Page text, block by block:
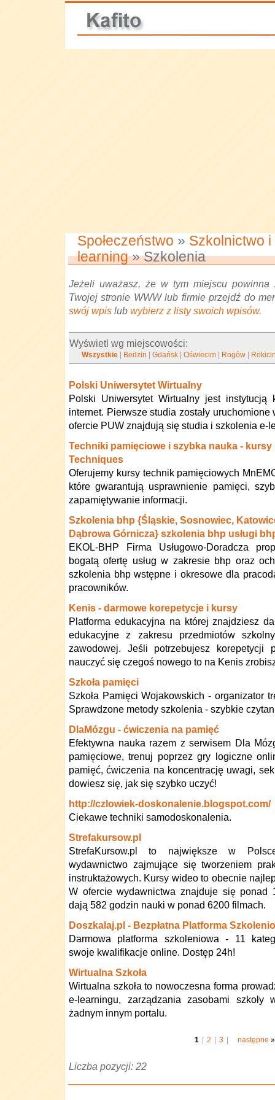
Społeczeństwo » Szkolnictwo
learning» Szkolenia
Jeżeli uważasz, że w tym miejscu powinna
Twojej stronie WWW lub firmie przejdź do
swój wpis lub wybierz z listy swoich wpisów.
Wyświetl wg miejscowości:
Wszystkie Bedzin |Gdańsk |Oświecim Rogów
Polski Uniwersytet Wirtualny
Polski Uniwersytet Wirtualny jest instytucją
internet. Pierwsze studia zostały
ofercie PUW znajdują się studia i szkolenia e-
Techniki pamięciowe i szybka nauka - kursy
Techniques
Oferujemy kursy technik pamięciowych
które gwarantują usprawnienie pamięci,
zapamiętywanie informacji.
Szkolenia bhp {Śląskie, Sosnowiec,
Dąbrowa Górnicza} szkolenia bhp usługi
EKOL-BHP Firma Usługowo-Doradcza
bogatą ofertę usług w zakresie bhp oraz
szkolenia bhp wstępne i okresowe dla
pracowników.
Kenis - darmowe korepetycje i kursy
Platforma edukacyjna na której znajdziesz
edukacyjne z zakresu przedmiotów
zawodowej. Jeśli potrzebujesz korepetycji
nauczyć się czegoś nowego to na Kenis
Szkoła pamięci
Szkoła Pamięci Wojakowskich - organizator
Sprawdzone metody szkolenia - szybkie
DlaMózgu - ćwiczenia na pamięć
Efektywna nauka razem z serwisem Dla
pamięciowe, trenuj poprzez gry logiczne
pamięć, ćwiczenia na koncentrację uwagi,
dowiesz się, jak się szybko uczyć!
http://czlowiek-doskonalenie.blogspot.com/
Ciekawe techniki samodoskonalenia.
Strefakursow.pl
StrefaKursow.pl to największe w
wydawnictwo zajmujące się tworzeniem
instruktażowych. Kursy wideo to obecnie
W ofercie wydawnictwa znajduje się ponad
dają 582 godzin nauki w ponad 6200 filmach.
Doszkalaj.pl - Bezpłatna Platforma
Darmowa platforma szkoleniowa - 11
swoje kwalifikacje online. Dostęp 24h!
Wirtualna Szkoła
Wirtualna szkoła to nowoczesna forma
e-learningu, zarządzania zasobami
żadnym innym portalu.
1 2 3 następne »
Liczba pozycji: 22